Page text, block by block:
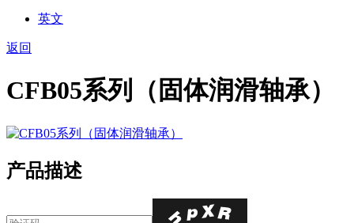
英文
返回
CFB05系列（固体润滑轴承）
产品描述